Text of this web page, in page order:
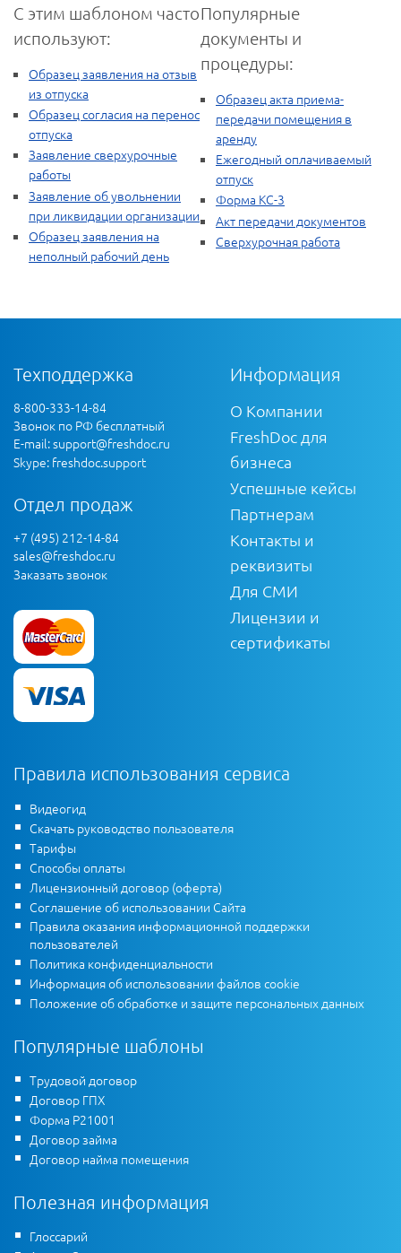
С этим шаблоном часто
используют:
Образец заявления на отзыв
из отпуска
Образец согласия на перенос
отпуска
Заявление сверхурочные
работы
Заявление об увольнении
при ликвидации организации
Образец заявления на
неполный рабочий день
Популярные
документы и
процедуры:
Образец акта приема-
передачи помещения в
аренду
Ежегодный оплачиваемый
отпуск
Форма КС-3
Акт передачи документов
Сверхурочная работа
Техподдержка
8-800-333-14-84
Звонок по РФ бесплатный
E-mail:support@freshdoc.ru
Skype: freshdoc.support
Отдел продаж
+7 (495) 212-14-84
sales@freshdoc.ru
Заказать звонок
Информация
О Компании
FreshDoc для
бизнеса
Успешные кейсы
Партнерам
Контакты и
реквизиты
Для СМИ
Лицензии и
сертификаты
Правила использования сервиса
Видеогид
Скачать руководство пользователя
Тарифы
Способы оплаты
Лицензионный договор (оферта)
Соглашение об использовании Сайта
Правила оказания информационной поддержки
пользователей
Политика конфиденциальности
Информация об использовании файлов cookie
Положение об обработке и защите персональных данных
Популярные шаблоны
Трудовой договор
Договор ГПХ
Форма Р21001
Договор займа
Договор найма помещения
Полезная информация
Глоссарий